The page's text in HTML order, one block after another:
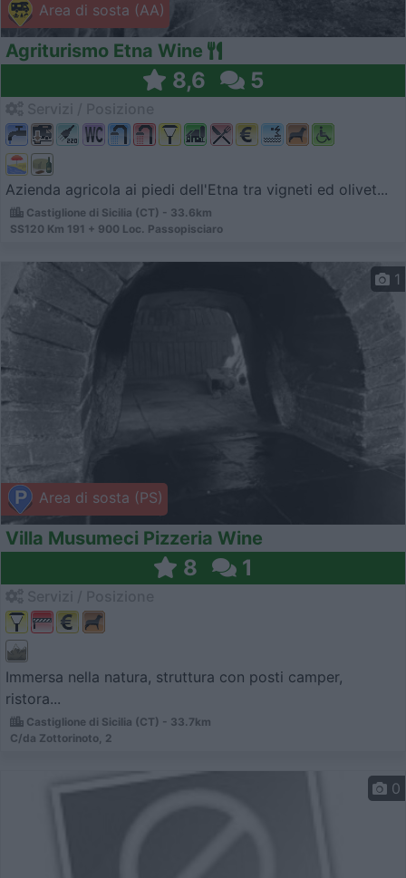
Area di sosta (AA)
Agriturismo Etna Wine
8,6 5
Azienda agricola ai piedi dell'Etna tra vigneti ed olivet...
Castiglione di Sicilia (CT) - 33.6km
SS120 Km 191 + 900 Loc. Passopisciaro
Area di sosta (PS)
1
Villa Musumeci Pizzeria Wine
8 1
Immersa nella natura, struttura con posti camper,
ristora...
Castiglione di Sicilia (CT) - 33.7km
C/da Zottorinoto, 2
0